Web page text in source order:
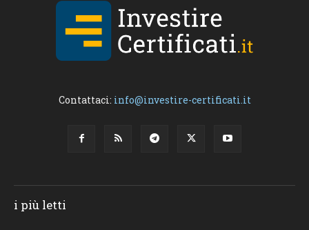
Contattaci: info@investire-certificati.it
i più letti